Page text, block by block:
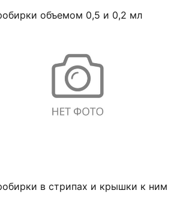
объемом 0,5 и 0,2 мл
в стрипах и крышки к ним